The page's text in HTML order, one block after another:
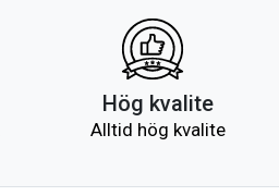
Hög kvalite
Alltid hög kvalite